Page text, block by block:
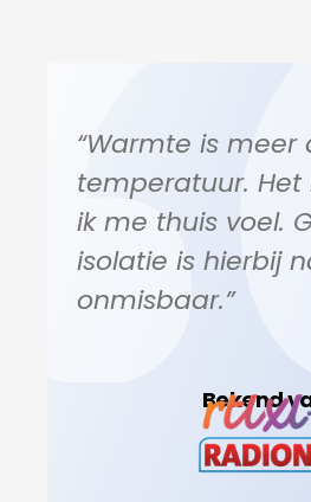
“Warmte is meer
temperatuur.
ik me thuis voel.
isolatie is hierbij
onmisbaar.”
Bekend